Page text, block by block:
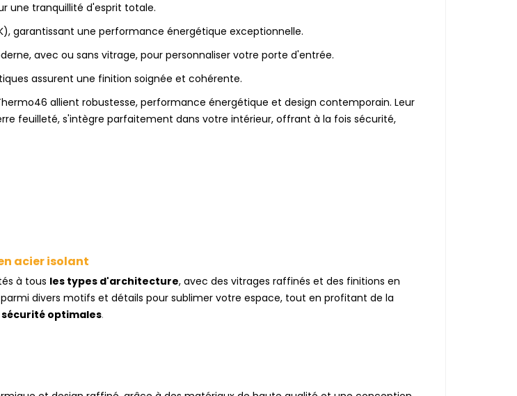
une tranquillité d'esprit totale.
garantissant une performance énergétique exceptionnelle.
avec ou sans vitrage, pour personnaliser votre porte d'entrée.
assurent une finition soignée et cohérente.
allient robustesse, performance énergétique et design contemporain. Leur
feuilleté, s'intègre parfaitement dans votre intérieur, offrant à la fois sécurité,
acier isolant
à tous les types d'architecture, avec des vitrages raffinés et des finitions en
divers motifs et détails pour sublimer votre espace, tout en profitant de la
optimales.